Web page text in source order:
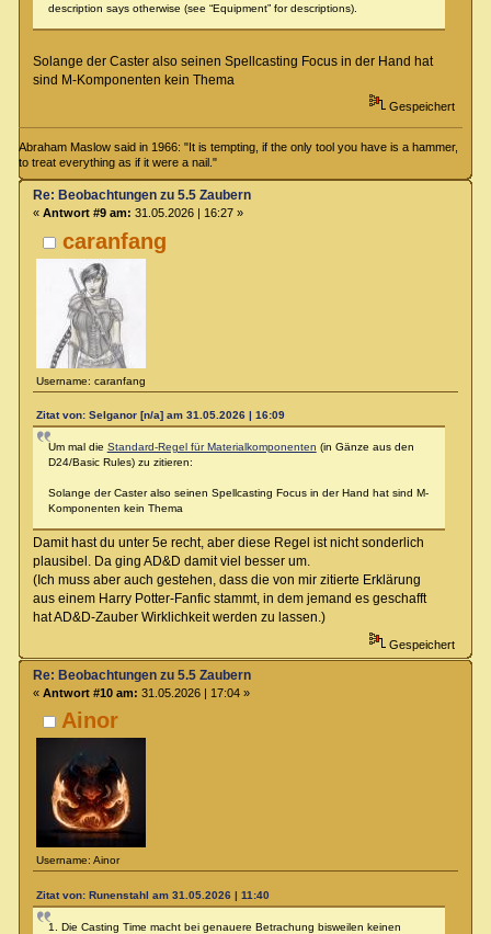
description says otherwise (see “Equipment” for descriptions).
Solange der Caster also seinen Spellcasting Focus in der Hand hat
sind M-Komponenten kein Thema
Gespeichert
Abraham Maslow said in 1966: "It is tempting, if the only tool you have is a hammer,
to treat everything as if it were a nail."
caranfang
Username: caranfang
Re: Beobachtungen zu 5.5 Zaubern
« Antwort #9 am: 31.05.2026 | 16:27 »
Zitat von: Selganor [n/a] am 31.05.2026 | 16:09
Um mal die Standard-Regel für Materialkomponenten (in Gänze aus den
D24/Basic Rules) zu zitieren:
Solange der Caster also seinen Spellcasting Focus in der Hand hat sind M-
Komponenten kein Thema
Damit hast du unter 5e recht, aber diese Regel ist nicht sonderlich
plausibel. Da ging AD&D damit viel besser um.
(Ich muss aber auch gestehen, dass die von mir zitierte Erklärung
aus einem Harry Potter-Fanfic stammt, in dem jemand es geschafft
hat AD&D-Zauber Wirklichkeit werden zu lassen.)
Gespeichert
Ainor
Username: Ainor
Re: Beobachtungen zu 5.5 Zaubern
« Antwort #10 am: 31.05.2026 | 17:04 »
Zitat von: Runenstahl am 31.05.2026 | 11:40
1. Die Casting Time macht bei genauere Betrachung bisweilen keinen